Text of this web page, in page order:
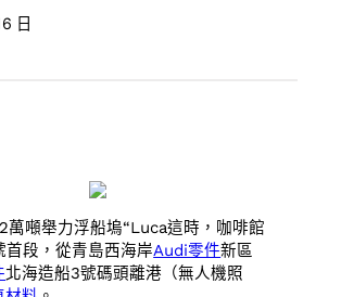
日
萬噸舉力浮船塢“Luca這時，咖啡館
首段，從青島西海岸Audi零件新區
北海造船3號碼頭離港（無人機照